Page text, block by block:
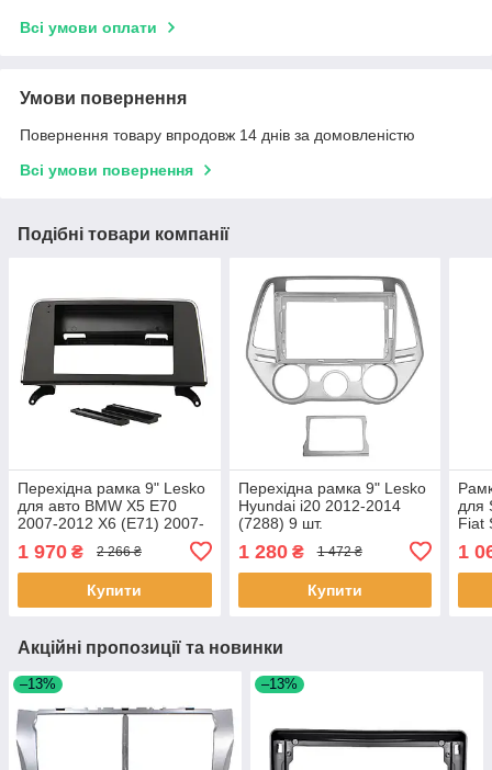
Всі умови оплати
Умови повернення
Повернення товару впродовж 14 днів за домовленістю
Всі умови повернення
Подібні товари компанії
Перехідна рамка 9" Lesko
для авто BMW X5 E70
2007-2012 X6 (E71) 2007-
1 970 ₴ 2 266 ₴
Купити
Перехідна рамка 9" Lesko
Hyundai i20 2012-2014
(7288) 9 шт.
1 280₴ 1 472 ₴
Купити
для
Fiat
1
Акційні пропозиції та новинки
–13% –13%